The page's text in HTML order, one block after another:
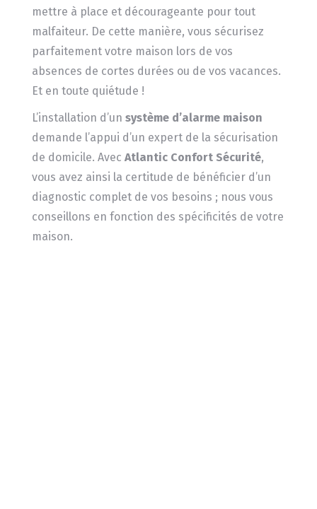
mettre à place et décourageante pour tout
malfaiteur. De cette manière, vous sécurisez
parfaitement votre maison lors de vos
absences de cortes durées ou de vos vacances.
Et en toute quiétude !
L’installation d’un système d’alarme maison
demande l’appui d’un expert de la sécurisation
de domicile. Avec Atlantic Confort Sécurité,
vous avez ainsi la certitude de bénéficier d’un
diagnostic complet de vos besoins ; nous vous
conseillons en fonction des spécificités de votre
maison.